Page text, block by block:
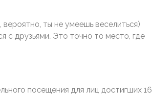
ты не умеешь веселиться)
с друзьями. Это точно то место, где
посещения для лиц достигших 16